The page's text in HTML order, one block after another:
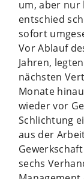
um, aber nur
entschied
sofort
Vor Ablauf
Jahren,
nächsten
Monate
wieder vor
Schlichtung
aus der
sechs